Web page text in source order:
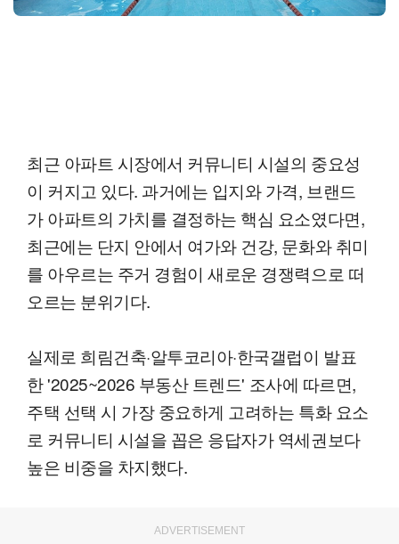
최근 아파트 시장에서 커뮤니티 시설의 중요성
이 커지고 있다. 과거에는 입지와 가격, 브랜드
가 아파트의 가치를 결정하는 핵심 요소였다면,
최근에는 단지 안에서 여가와 건강, 문화와 취미
를 아우르는 주거 경험이 새로운 경쟁력으로 떠
오르는 분위기다.
실제로 희림건축·알투코리아·한국갤럽이 발표
한 '2025~2026 부동산 트렌드' 조사에 따르면,
주택 선택 시 가장 중요하게 고려하는 특화 요소
로 커뮤니티 시설을 꼽은 응답자가 역세권보다
높은 비중을 차지했다.
ADVERTISEMENT